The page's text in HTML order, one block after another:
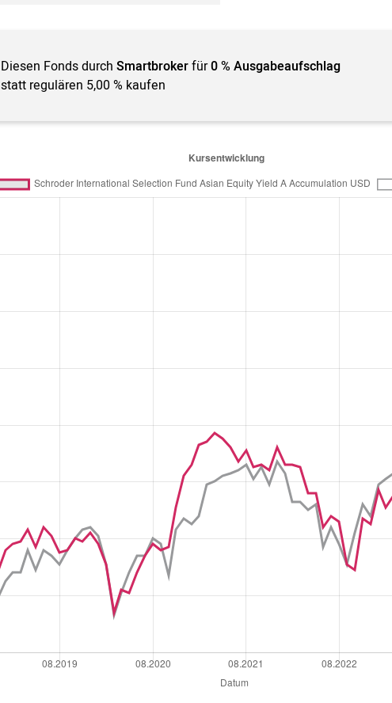
Diesen Fonds durchSmartbrokerfür0 % Ausgabeaufschlag
statt regulären 5,00 % kaufen